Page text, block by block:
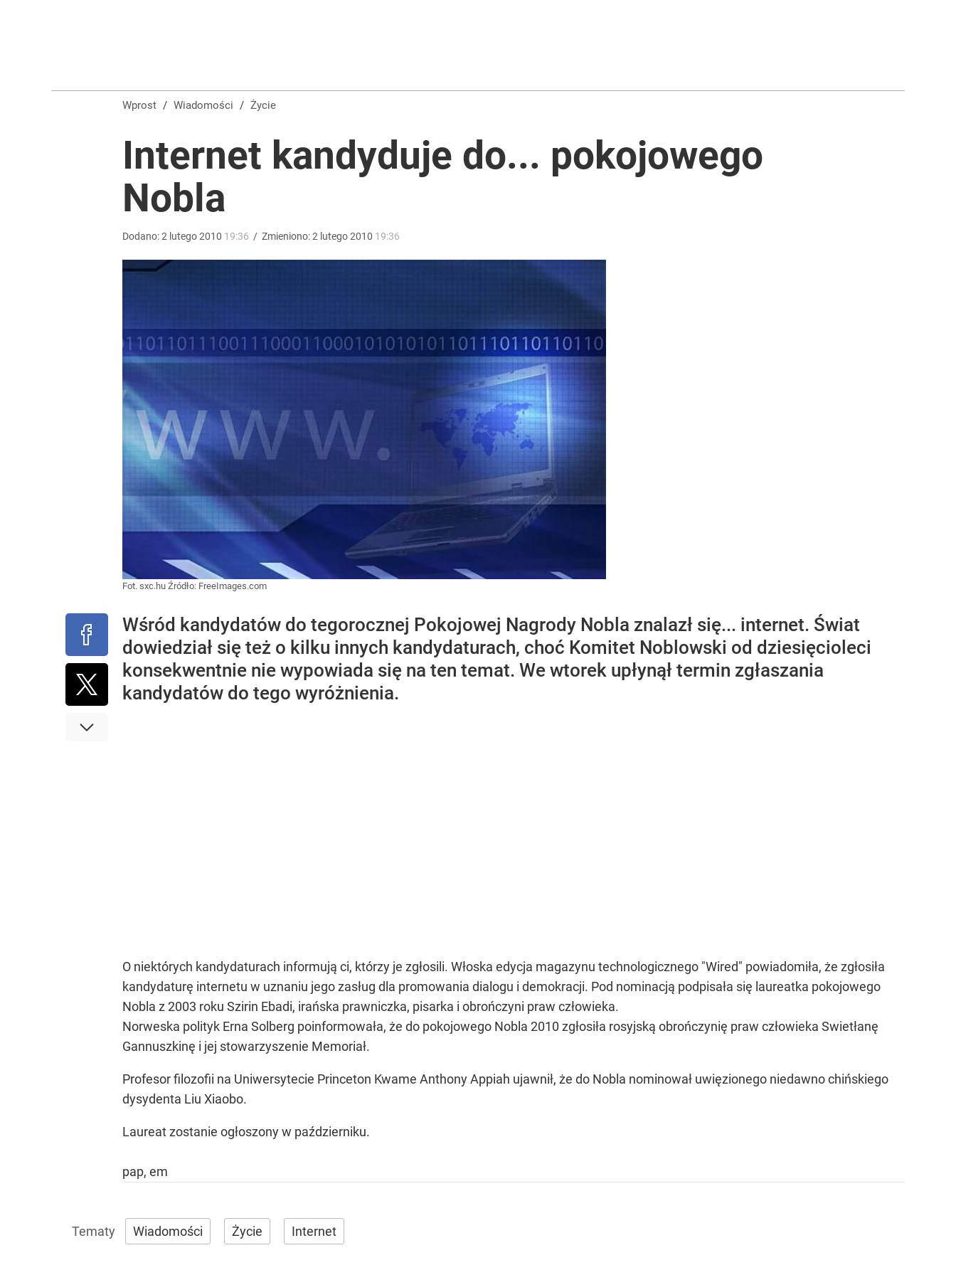
Wrze po roku Nawrockiego. „Największa hańba” kontra „Cała Europa nam go zazdrości”
„Regularnie posługuje się językiem nienawiści”. Ostra reakcja Moskwy na słowa Nawrockiego
Wprost / Wiadomości / Życie
Internet kandyduje do... pokojowego
Nobla
Dodano:2 lutego2010 19:36 / Zmieniono:2 lutego2010 19:36
Fot. sxc.hu Źródło: FreeImages.com
Wśród kandydatów do tegorocznej Pokojowej Nagrody Nobla znalazł się... internet. Świat
dowiedział się też o kilku innych kandydaturach, choć Komitet Noblowski od dziesięcioleci
konsekwentnie nie wypowiada się na ten temat. We wtorek upłynął termin zgłaszania
kandydatów do tego wyróżnienia.
O niektórych kandydaturach informują ci, którzy je zgłosili. Włoska edycja magazynu technologicznego "Wired" powiadomiła, że zgłosiła
kandydaturę internetu w uznaniu jego zasług dla promowania dialogu i demokracji. Pod nominacją podpisała się laureatka pokojowego
Nobla z 2003 roku Szirin Ebadi, irańska prawniczka, pisarka i obrończyni praw człowieka.
Norweska polityk Erna Solberg poinformowała, że do pokojowego Nobla 2010 zgłosiła rosyjską obrończynię praw człowieka Swietłanę
Gannuszkinę i jej stowarzyszenie Memoriał.
Profesor filozofii na Uniwersytecie Princeton Kwame Anthony Appiah ujawnił, że do Nobla nominował uwięzionego niedawno chińskiego
dysydenta Liu Xiaobo.
Laureat zostanie ogłoszony w październiku.
pap, em
Wiadomości Życie Internet